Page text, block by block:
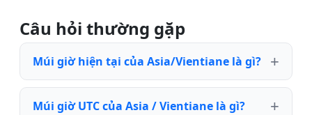
Câu hỏi thường gặp
Múi giờ hiện tại của Asia/Vientiane là gì?
Múi giờ UTC của Asia / Vientiane là gì?